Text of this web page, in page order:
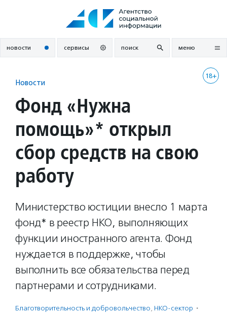
новости сервисы поиск меню
18+
Новости
Фонд «Нужна
помощь»* открыл
сбор средств на свою
работу
Министерство юстиции внесло 1 марта
фонд* в реестр НКО, выполняющих
функции иностранного агента. Фонд
нуждается в поддержке, чтобы
выполнить все обязательства перед
партнерами и сотрудниками.
Благотвори­тель­ность и доброволь­чест­во, НКО-сектор ·